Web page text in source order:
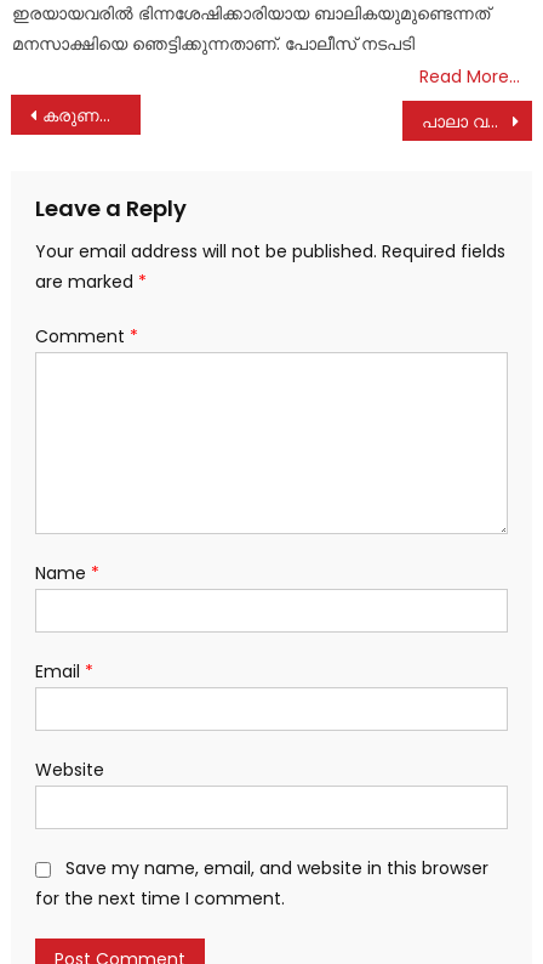
ഇരയായവരിൽ ഭിന്നശേഷിക്കാരിയായ ബാലികയുമുണ്ടെന്നത്
മനസാക്ഷിയെ ഞെട്ടിക്കുന്നതാണ്. പോലീസ് നടപടി
Read More…
Post
കരുണയുടെ വെളിച്ചം സമൂഹത്തിൽ പ്രകാശിപ്പിക്കണം: മാർ ജോസഫ് കൊല്ലംപറമ്പിൽ പാലാ വലിയ പാലത്തില്‍ നിന്നും മീനച്ചിലാറ്റില്‍ ചാടിയ വൃദ്ധന്‍ മരിച്ചു Video
Leave a Reply
Your email address will not be published. Required fields
are marked *
Comment *
Name *
Email *
Website
Save my name, email, and website in this browser
for the next time I comment.